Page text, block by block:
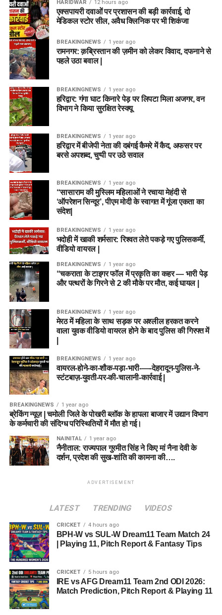
HARIDWAR 12 hours ago
एक्सपायरी दवाओं पर प्रशासन की बड़ी कार्रवाई, दो
मेडिकल स्टोर सील, अवैध क्लिनिक पर भी शिकंजा
BREAKINGNEWS 1 year ago
रामनगर: क़ब्रिस्तान की ज़मीन को लेकर विवाद, दफनाने से
पहले उठा बवाल |
BREAKINGNEWS 1 year ago
हरिद्वार: गंगा घाट किनारे पेड़ पर लिपटा मिला अजगर, वन
विभाग ने किया सुरक्षित रेस्क्यू
BREAKINGNEWS 1 year ago
हरिद्वार में बीजेपी नेता की दबंगई कैमरे में कैद, अफसर पर
बरसे अपशब्द, चुप्पी पर उठे सवाल
BREAKINGNEWS 1 year ago
“सासाराम की मुस्लिम महिलाओं ने रचाया मेहंदी से
‘ऑपरेशन सिन्दूर’, पीएम मोदी के स्वागत में गूंजा एकता का
संदेश|
BREAKINGNEWS 1 year ago
भदोही में खाकी शर्मसार: रिश्वत लेते पकड़े गए पुलिसकर्मी,
वीडियो वायरल |
BREAKINGNEWS 1 year ago
“चकराता के टाइगर फॉल में प्रकृति का कहर — भारी पेड़
और पत्थरों के गिरने से 2 की मौके पर मौत, कई घायल |
BREAKINGNEWS 1 year ago
मेरठ में महिला के साथ सड़क पर अश्लील हरकत करने
वाला युवक वीडियो वायरल होने के बाद पुलिस की गिरफ्त में
BREAKINGNEWS 1 year ago
वायरल-होने-का-शौक-पड़ा-भारी-—-देहरादून-पुलिस-ने-
स्टंटबाज़-युवती-पर-की-चालानी-कार्रवाई |
BREAKINGNEWS 1 year ago
ब्रेकिंग न्यूज़ | चमोली जिले के पोखरी ब्लॉक के हापला बाजार में उद्यान विभाग
के कर्मचारी की संदिग्ध परिस्थितियों में मौत हो गई।
NAINITAL 1 year ago
नैनीताल: राज्यपाल गुरमीत सिंह ने किए मां नैना देवी के
दर्शन, प्रदेश की सुख-शांति की कामना की….
ADVERTISEMENT
LATEST TRENDING VIDEOS
CRICKET 4 hours ago
BPH-W vs SUL-W Dream11 Team Match 24
| Playing 11, Pitch Report & Fantasy Tips
CRICKET 5 hours ago
IRE vs AFG Dream11 Team 2nd ODI 2026:
Match Prediction, Pitch Report & Playing 11